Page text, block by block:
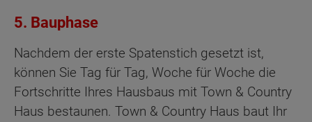
5. Bauphase
Nachdem der erste Spatenstich gesetzt ist,
können Sie Tag für Tag, Woche für Woche die
Fortschritte Ihres Hausbaus mit Town & Country
Haus bestaunen. Town & Country Haus baut Ihr